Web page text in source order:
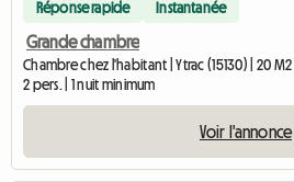
Réponse rapide Instantanée
Grande chambre
Chambre chez l'habitant | Ytrac (15130) | 20 M2
2 pers. | 1 nuit minimum
Voir l'annonce